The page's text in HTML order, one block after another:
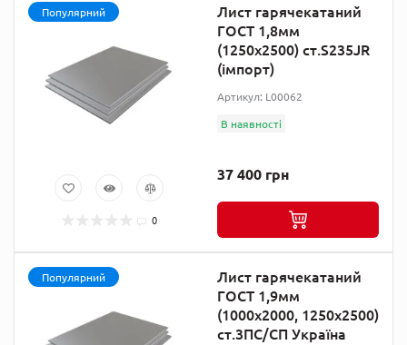
Популярний
0
Лист гарячекатаний
ГОСТ 1,8мм
(1250х2500) ст.S235JR
(імпорт)
Артикул: L00062
В наявності
37 400 грн
Популярний
Лист гарячекатаний
ГОСТ 1,9мм
(1000х2000, 1250х2500)
ст.3ПС/СП Україна